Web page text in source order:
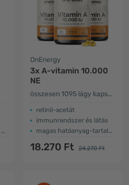
OnEnergy
3x A-vitamin 10.000
NE
összesen 1095 lágy kapszula
retinil-acetát
immunrendszer és látás
magas hatóanyag-tartalom
18.270 Ft 24.270 Ft